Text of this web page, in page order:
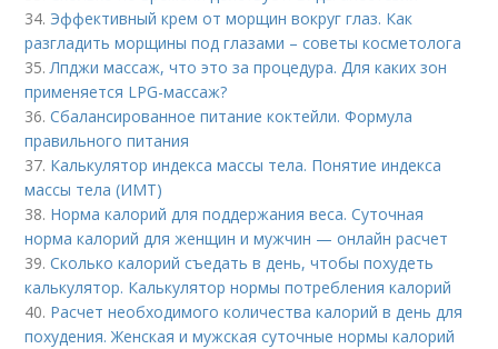
34. Эффективный крем от морщин вокруг глаз. Как
разгладить морщины под глазами – советы косметолога
35.Лпджи массаж, что это за процедура. Для каких зон
применяется LPG-массаж?
36.Сбалансированное питание коктейли. Формула
правильного питания
37. Калькулятор индекса массы тела. Понятие индекса
массы тела (ИМТ)
38. Норма калорий для поддержания веса. Суточная
норма калорий для женщин и мужчин — онлайн расчет
39.Сколько калорий съедать в день, чтобы похудеть
калькулятор. Калькулятор нормы потребления калорий
40. Расчет необходимого количества калорий в день для
похудения. Женская и мужская суточные нормы калорий